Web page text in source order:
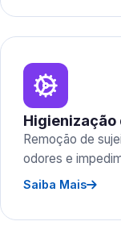
Higienização
Remoção de
odores e
Saiba Mais